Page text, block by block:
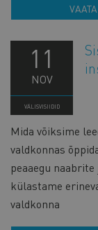
VAATA
11
NOV
VÄLISVISIIDID
Mida võiksime
valdkonnas
peaaegu
külastame
valdkonna